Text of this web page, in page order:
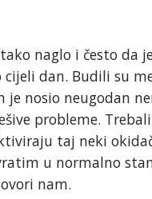
naglo i često da
dan. Budili su
je nosio neugodan
probleme.
taj neki
u normalno
nam.